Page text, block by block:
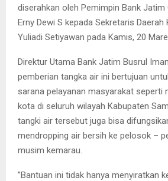
diserahkan oleh Pemimpin Bank Jatim
Erny Dewi S kepada Sekretaris
Yuliadi Setiyawan pada Kamis, 20
Direktur Utama Bank Jatim Busrul
pemberian tangka air ini bertujuan
sarana pelayanan masyarakat seperti
kota di seluruh wilayah Kabupaten
tangki air tersebut juga bisa
mendropping air bersih ke pelosok –
musim kemarau.
”Bantuan ini tidak hanya menyiratkan